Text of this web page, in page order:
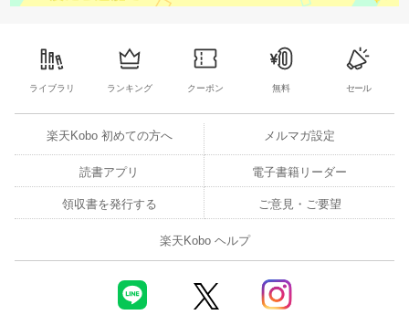
ライブラリ ランキング クーポン 無料 セール
楽天Kobo 初めての方へ メルマガ設定
読書アプリ 電子書籍リーダー
領収書を発行する ご意見・ご要望
楽天Kobo ヘルプ